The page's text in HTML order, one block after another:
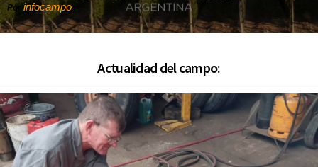
Por infocampo
Actualidad del campo: